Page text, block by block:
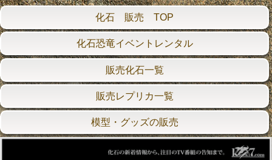
化石 販売 TOP
化石恐竜イベントレンタル
販売化石一覧
販売レプリカ一覧
模型・グッズの販売